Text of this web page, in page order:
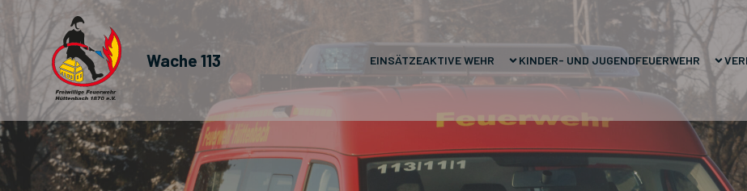
Wache 113 EINSÄTZEAKTIVE WEHR KINDER- UND JUGENDFEUERWEHR